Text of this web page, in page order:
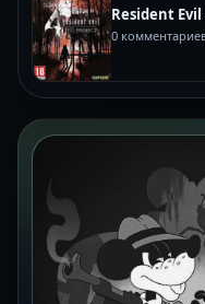
Resident
0